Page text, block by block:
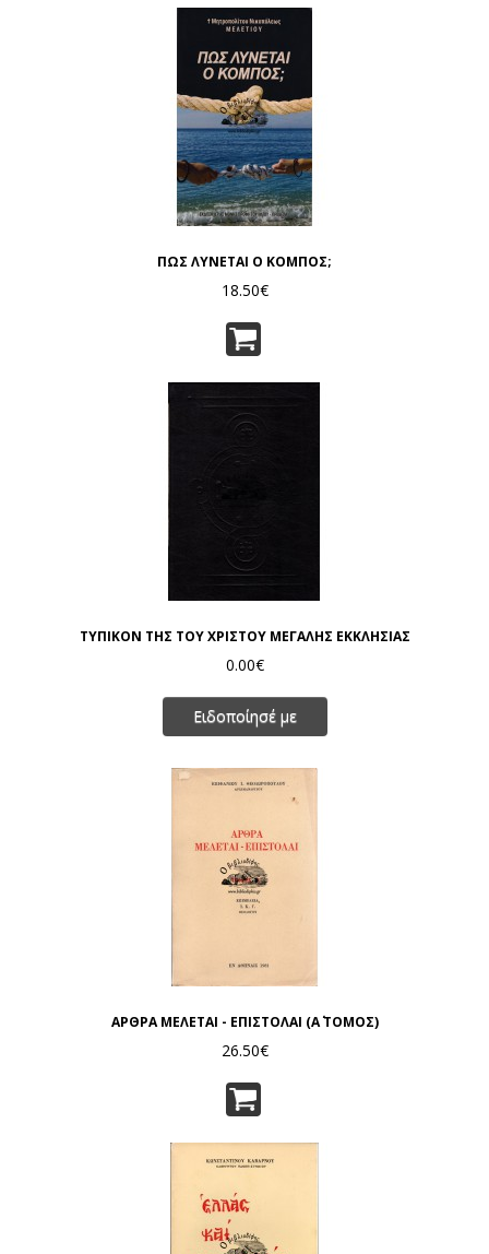
ΠΩΣ ΛΥΝΕΤΑΙ Ο ΚΟΜΠΟΣ;
18.50€
ΤΥΠΙΚΟΝ ΤΗΣ ΤΟΥ ΧΡΙΣΤΟΥ ΜΕΓΑΛΗΣ ΕΚΚΛΗΣΙΑΣ
0.00€
Ειδοποίησέ με
ΑΡΘΡΑ ΜΕΛΕΤΑΙ - ΕΠΙΣΤΟΛΑΙ (Α΄ ΤΟΜΟΣ)
26.50€